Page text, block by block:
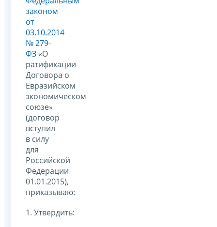
законом
от
03.10.2014
№ 279-
ФЗ «О
ратификации
Договора о
Евразийском
экономическом
союзе»
(договор
вступил
в силу
для
Российской
Федерации
01.01.2015),
приказываю:
1. Утвердить: